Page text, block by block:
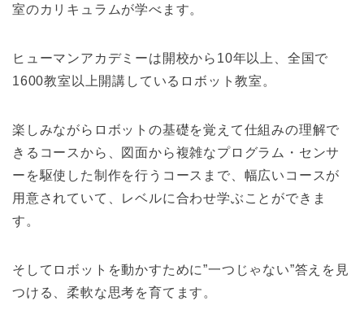
室のカリキュラムが学べます。
ヒューマンアカデミーは開校から10年以上、全国で
1600教室以上開講しているロボット教室。
楽しみながらロボットの基礎を覚えて仕組みの理解で
きるコースから、図面から複雑なプログラム・センサ
ーを駆使した制作を行うコースまで、幅広いコースが
用意されていて、レベルに合わせ学ぶことができま
す。
そしてロボットを動かすために”一つじゃない”答えを見
つける、柔軟な思考を育てます。